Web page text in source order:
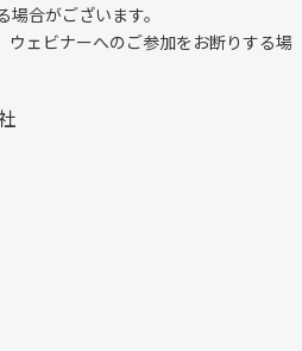
合がございます。
ェビナーへのご参加をお断りする場